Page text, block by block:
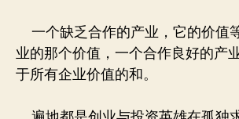
一个缺乏合作的产业，它的价值
业的那个价值，一个合作良好的产
于所有企业价值的和。